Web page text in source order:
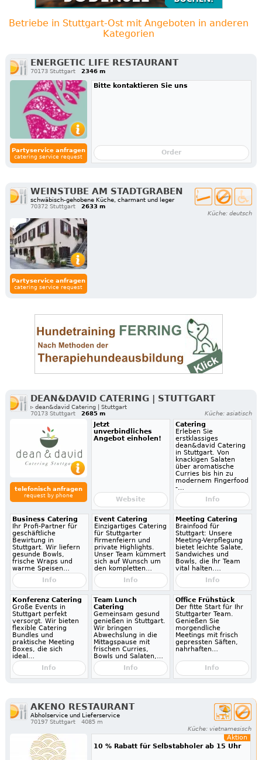
Betriebe in Stuttgart-Ost mit Angeboten in anderen
Kategorien
ENERGETIC LIFE RESTAURANT
70173 Stuttgart 2346 m
Partyservice anfragen
catering service request
Bitte kontaktieren Sie uns
Order
WEINSTUBE AM STADTGRABEN
schwäbisch-gehobene Küche, charmant und leger
70372 Stuttgart
2633 m
Küche: deutsch
Partyservice anfragen
catering service request
DEAN&DAVID CATERING | STUTTGART
▹ dean&david Catering | Stuttgart
70173 Stuttgart
2685 m Küche: asiatisch
telefonisch anfragen
request by phone
Jetzt
unverbindliches
Angebot einholen!
Website
Catering
Erleben Sie
erstklassiges
dean&david Catering
in Stuttgart. Von
knackigen Salaten
über aromatische
Curries bis hin zu
modernem Fingerfood
-…
Info
Business Catering
Ihr Profi-Partner für
geschäftliche
Bewirtung in
Stuttgart. Wir liefern
gesunde Bowls,
frische Wraps und
warme Speisen…
Info
Event Catering
Einzigartiges Catering
für Stuttgarter
Firmenfeiern und
private Highlights.
Unser Team kümmert
sich auf Wunsch um
den kompletten…
Info
Meeting Catering
Brainfood für
Stuttgart: Unsere
Meeting-Verpflegung
bietet leichte Salate,
Sandwiches und
Bowls, die Ihr Team
vital halten.…
Info
Konferenz Catering
Große Events in
Stuttgart perfekt
versorgt. Wir bieten
flexible Catering
Bundles und
praktische Meeting
Boxes, die sich
ideal…
Info
Team Lunch
Catering
Gemeinsam gesund
genießen in Stuttgart.
Wir bringen
Abwechslung in die
Mittagspause mit
frischen Curries,
Bowls und Salaten,…
Info
Office Frühstück
Der fitte Start für Ihr
Stuttgarter Team.
Genießen Sie
morgendliche
Meetings mit frisch
gepressten Säften,
nahrhaften…
Info
AKENO RESTAURANT
Abholservice und Lieferservice
70197 Stuttgart
4085 m
Küche: vietnamesisch
Aktion
10 % Rabatt für Selbstabholer ab 15 Uhr